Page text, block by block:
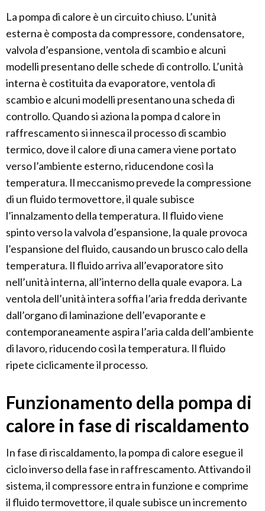
La pompa di calore è un circuito chiuso. L’unità
esterna è composta da compressore, condensatore,
valvola d’espansione, ventola di scambio e alcuni
modelli presentano delle schede di controllo. L’unità
interna è costituita da evaporatore, ventola di
scambio e alcuni modelli presentano una scheda di
controllo. Quando si aziona la pompa d calore in
raffrescamento si innesca il processo di scambio
termico, dove il calore di una camera viene portato
verso l’ambiente esterno, riducendone così la
temperatura. Il meccanismo prevede la compressione
di un fluido termovettore, il quale subisce
l’innalzamento della temperatura. Il fluido viene
spinto verso la valvola d’espansione, la quale provoca
l’espansione del fluido, causando un brusco calo della
temperatura. Il fluido arriva all’evaporatore sito
nell’unità interna, all’interno della quale evapora. La
ventola dell’unità intera soffia l’aria fredda derivante
dall’organo di laminazione dell’evaporante e
contemporaneamente aspira l’aria calda dell’ambiente
di lavoro, riducendo così la temperatura. Il fluido
ripete ciclicamente il processo.
Funzionamento della pompa di
calore in fase di riscaldamento
In fase di riscaldamento, la pompa di calore esegue il
ciclo inverso della fase in raffrescamento. Attivando il
sistema, il compressore entra in funzione e comprime
il fluido termovettore, il quale subisce un incremento